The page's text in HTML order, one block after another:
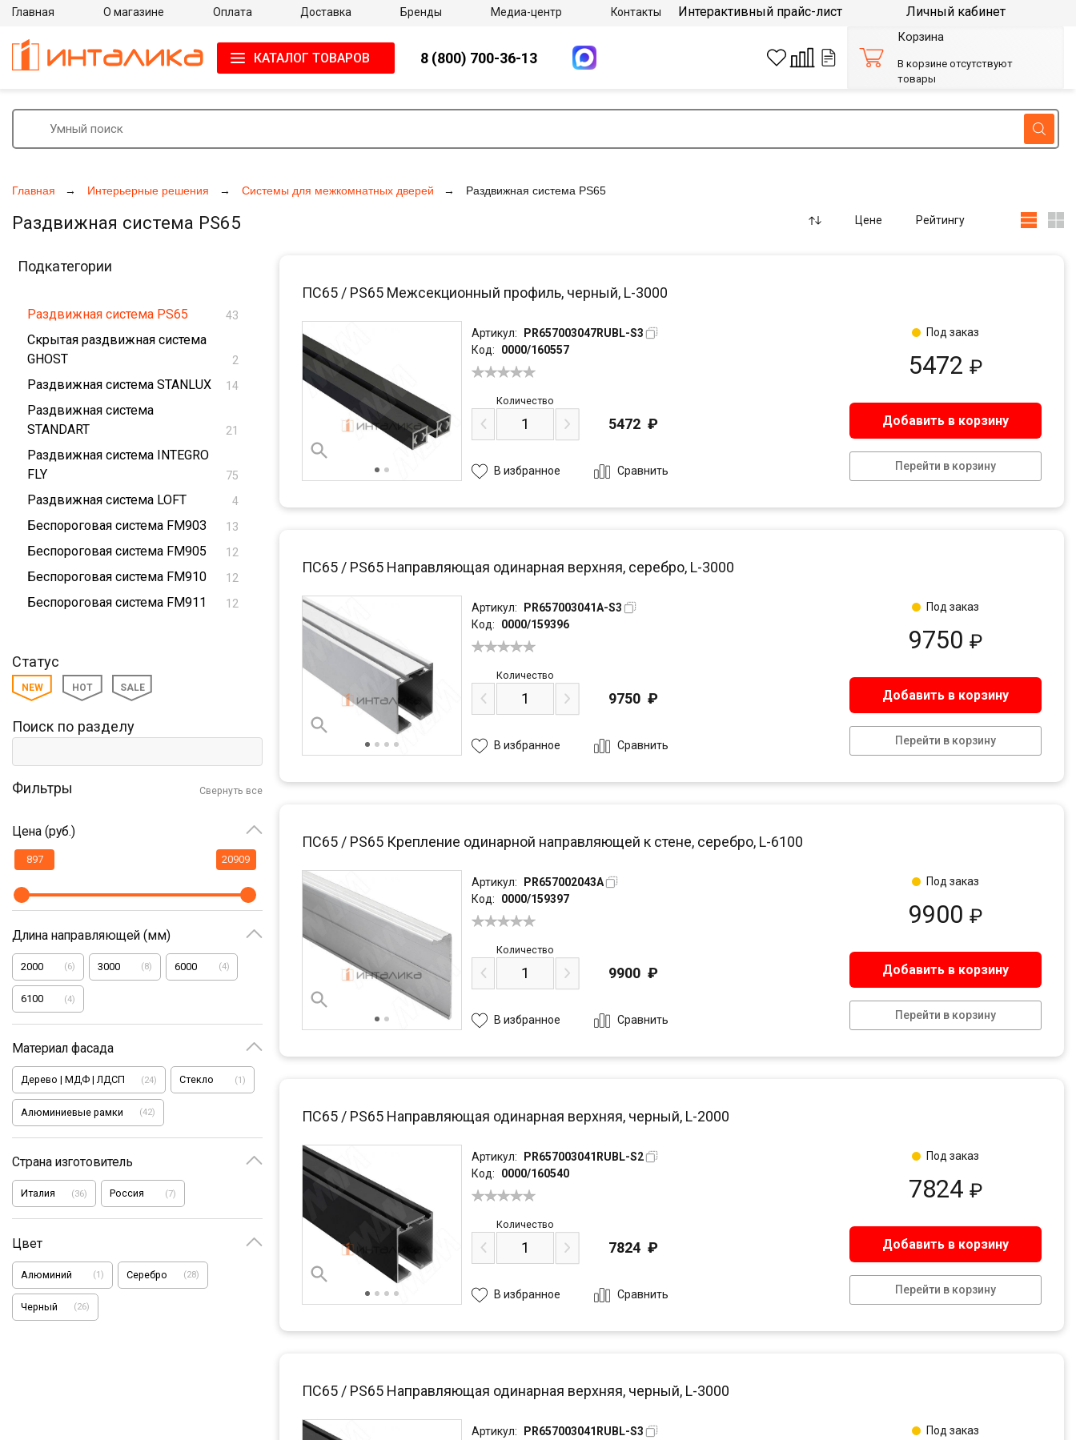
Главная Интерьерные решения Системы для межкомнатных дверей Раздвижная система PS65
Раздвижная система PS65 Цене Рейтингу
Подкатегории
Раздвижная система PS65 43
Скрытая раздвижная система
GHOST
2
Раздвижная система STANLUX 14
Раздвижная система
STANDART
21
Раздвижная система INTEGRO
FLY
75
Раздвижная система LOFT 4
Беспороговая система FM903 13
Беспороговая система FM905 12
Беспороговая система FM910 12
Беспороговая система FM911 12
Статус
NEW HOT SALE
Поиск по разделу
Фильтры Свернуть все
Цена (руб.)
Длина направляющей (мм)
2000 (6) 3000 (8) 6000 (4)
6100 (4)
Материал фасада
Дерево | МДФ | ЛДСП (24) Стекло (1)
Алюминиевые рамки (42)
Страна изготовитель
Италия (36) Россия (7)
Цвет
Алюминий (1) Серебро (28)
Черный (26)
ПС65 / PS65 Межсекционный профиль, черный, L-3000
Артикул:
PR657003047RUBL-S3
Код:
0000/160557
5472 ₽
Количество
5472 ₽ Добавить в корзину
Перейти в корзину
В избранное Сравнить
Под заказ
ПС65 / PS65 Направляющая одинарная верхняя, серебро, L-3000
Артикул:
PR657003041A-S3
Код:
0000/159396
9750 ₽
Количество
9750 ₽ Добавить в корзину
Перейти в корзину
В избранное Сравнить
Под заказ
ПС65 / PS65 Крепление одинарной направляющей к стене, серебро, L-6100
Артикул:
PR657002043A
Код:
0000/159397
9900 ₽
Количество
9900 ₽ Добавить в корзину
Перейти в корзину
В избранное Сравнить
Под заказ
ПС65 / PS65 Направляющая одинарная верхняя, черный, L-2000
Артикул:
PR657003041RUBL-S2
Код:
0000/160540
7824 ₽
Количество
7824 ₽ Добавить в корзину
Перейти в корзину
В избранное Сравнить
Под заказ
ПС65 / PS65 Направляющая одинарная верхняя, черный, L-3000
Артикул:
PR657003041RUBL-S3
Под заказ
Главная О магазине Оплата Доставка Бренды Медиа-центр Контакты Интерактивный прайс-лист Личный кабинет
КАТАЛОГ ТОВАРОВ 8 (800) 700-36-13
Корзина
В корзине отсутствуют
товары